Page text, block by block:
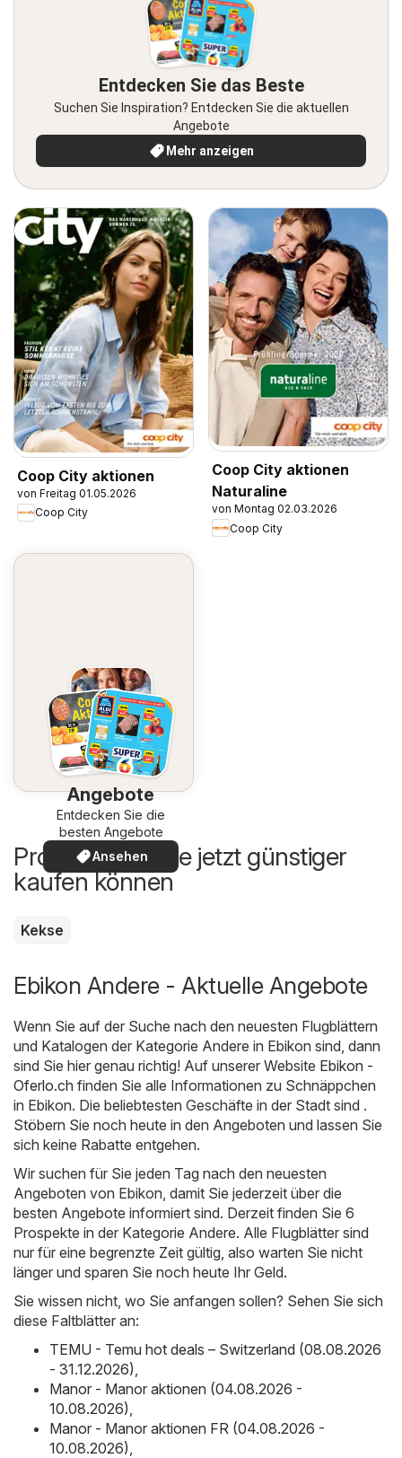
Entdecken Sie das Beste
Suchen Sie Inspiration? Entdecken Sie die aktuellen
Angebote
Mehr anzeigen
Coop City aktionen
von Freitag 01.05.2026
Coop City
Coop City aktionen
Naturaline
von Montag 02.03.2026
Coop City
Angebote
Entdecken Sie die
besten Angebote
Ansehen
Produkte, die Sie jetzt günstiger
kaufen können
Kekse
Ebikon Andere - Aktuelle Angebote
Wenn Sie auf der Suche nach den neuesten Flugblättern
und Katalogen der Kategorie Andere in Ebikon sind, dann
sind Sie hier genau richtig! Auf unserer Website Ebikon -
Oferlo.ch finden Sie alle Informationen zu Schnäppchen
in Ebikon. Die beliebtesten Geschäfte in der Stadt sind .
Stöbern Sie noch heute in den Angeboten und lassen Sie
sich keine Rabatte entgehen.
Wir suchen für Sie jeden Tag nach den neuesten
Angeboten von Ebikon, damit Sie jederzeit über die
besten Angebote informiert sind. Derzeit finden Sie 6
Prospekte in der Kategorie Andere. Alle Flugblätter sind
nur für eine begrenzte Zeit gültig, also warten Sie nicht
länger und sparen Sie noch heute Ihr Geld.
Sie wissen nicht, wo Sie anfangen sollen? Sehen Sie sich
diese Faltblätter an:
TEMU - Temu hot deals – Switzerland (08.08.2026
- 31.12.2026),
Manor - Manor aktionen (04.08.2026 -
10.08.2026),
Manor - Manor aktionen FR (04.08.2026 -
10.08.2026),